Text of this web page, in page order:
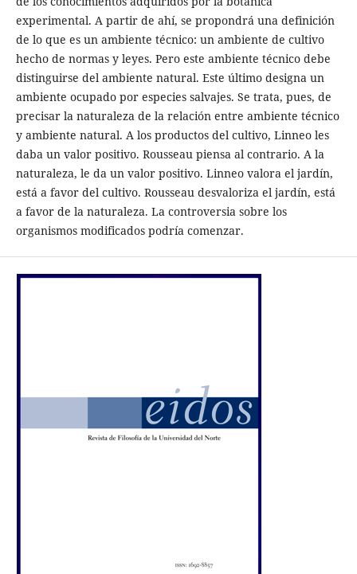
experimental. A partir de ahí, se propondrá una definición
de lo que es un ambiente técnico: un ambiente de cultivo
hecho de normas y leyes. Pero este ambiente técnico debe
distinguirse del ambiente natural. Este último designa un
ambiente ocupado por especies salvajes. Se trata, pues, de
precisar la naturaleza de la relación entre ambiente técnico
y ambiente natural. A los productos del cultivo, Linneo les
daba un valor positivo. Rousseau piensa al contrario. A la
naturaleza, le da un valor positivo. Linneo valora el jardín,
está a favor del cultivo. Rousseau desvaloriza el jardín, está
a favor de la naturaleza. La controversia sobre los
organismos modificados podría comenzar.